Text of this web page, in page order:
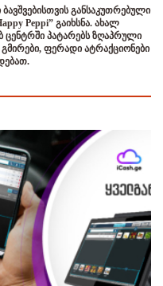
განსაკუთრებული
Peppi” გაიხსნა. ახალ
ცენტრში პატარებს ზღაპრული
გმირები, ფერადი ატრაქციონები